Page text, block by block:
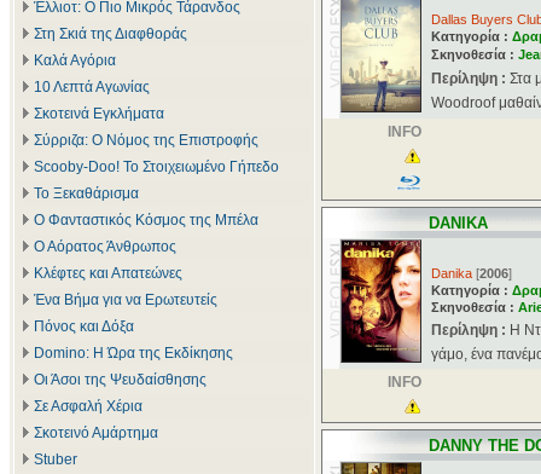
Έλλιοτ: Ο Πιο Μικρός Τάρανδος
Στη Σκιά της Διαφθοράς
Καλά Αγόρια
10 Λεπτά Αγωνίας
Σκοτεινά Εγκλήματα
Σύρριζα: Ο Νόμος της Επιστροφής
Scooby-Doo! Το Στοιχειωμένο Γήπεδο
Το Ξεκαθάρισμα
Ο Φανταστικός Κόσμος της Μπέλα
Ο Αόρατος Άνθρωπος
Κλέφτες και Απατεώνες
Ένα Βήμα για να Ερωτευτείς
Πόνος και Δόξα
Domino: Η Ώρα της Εκδίκησης
Οι Άσοι της Ψευδαίσθησης
Σε Ασφαλή Χέρια
Σκοτεινό Αμάρτημα
Stuber
Dallas Buyers
Κατηγορία :
Σκηνοθεσία :
Περίληψη : Στα
Woodroof
INFO
DANIKA
Danika [2006]
Κατηγορία :
Σκηνοθεσία :
Περίληψη : H
γάμο, ένα
INFO
DANNY THE